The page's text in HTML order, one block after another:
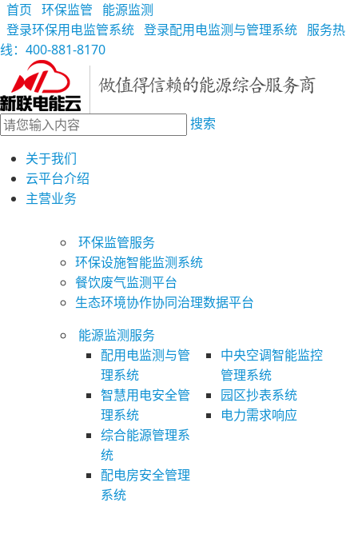
首页 环保监管
能源监测
登录环保用电监管系统 登录配用电监测与管理系统 服务热
线：400-881-8170
搜索
关于我们
云平台介绍
主营业务
环保监管服务
环保设施智能监测系统
餐饮废气监测平台
生态环境协作协同治理数据平台
能源监测服务
配用电监测与管
理系统
智慧用电安全管
理系统
综合能源管理系
统
配电房安全管理
系统
中央空调智能监控
管理系统
园区抄表系统
电力需求响应